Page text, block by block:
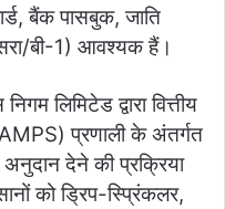
बैंक पासबुक, जाति
बी-1) आवश्यक हैं।
लिमिटेड द्वारा वित्तीय
प्रणाली के अंतर्गत
देने की प्रक्रिया
को ड्रिप-स्प्रिंकलर,